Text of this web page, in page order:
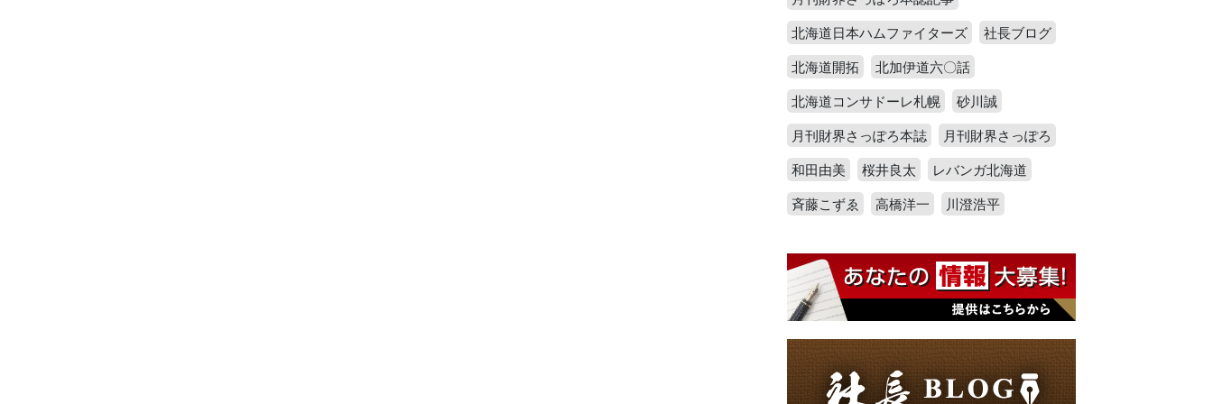
北海道日本ハムファイターズ
社長ブログ
北海道開拓
北加伊道六〇話
北海道コンサドーレ札幌
砂川誠
月刊財界さっぽろ本誌
月刊財界さっぽろ
和田由美
桜井良太
レバンガ北海道
斉藤こずゑ
高橋洋一 川澄浩平